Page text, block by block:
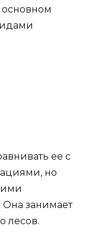
ее с
но
Она занимает
лесов.